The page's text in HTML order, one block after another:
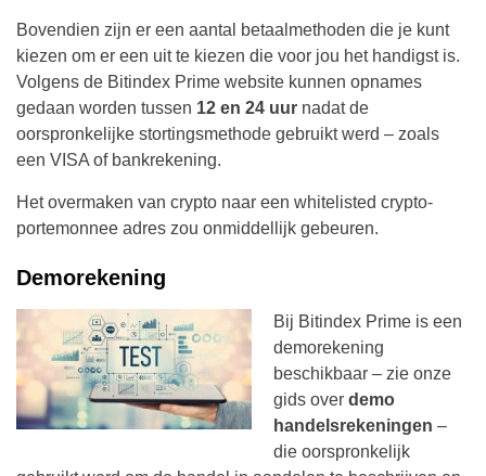
Bovendien zijn er een aantal betaalmethoden die je kunt
kiezen om er een uit te kiezen die voor jou het handigst is.
Volgens de Bitindex Prime website kunnen opnames
gedaan worden tussen 12 en 24 uur nadat de
oorspronkelijke stortingsmethode gebruikt werd – zoals
een VISA of bankrekening.
Het overmaken van crypto naar een whitelisted crypto-
portemonnee adres zou onmiddellijk gebeuren.
Demorekening
Bij Bitindex Prime is een
demorekening
beschikbaar – zie onze
gids overdemo
handelsrekeningen –
die oorspronkelijk